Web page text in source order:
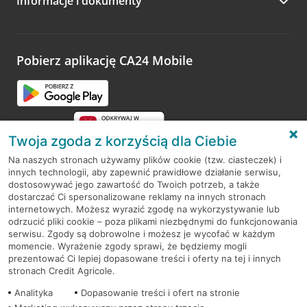
Zachęcamy do podzielenia się z nami opinią o wizycie.
opinie.
Pobierz aplikację CA24 Mobile
RODO
Regulamin serwisu
Mapa serwisu
PolitykaCookies
Twoja zgoda z korzyścią dla Ciebie
Na naszych stronach używamy plików cookie (tzw. ciasteczek) i
innych technologii, aby zapewnić prawidłowe działanie serwisu,
dostosowywać jego zawartość do Twoich potrzeb, a także
dostarczać Ci spersonalizowane reklamy na innych stronach
internetowych. Możesz wyrazić zgodę na wykorzystywanie lub
odrzucić pliki cookie – poza plikami niezbędnymi do funkcjonowania
serwisu. Zgody są dobrowolne i możesz je wycofać w każdym
momencie. Wyrażenie zgody sprawi, że będziemy mogli
prezentować Ci lepiej dopasowane treści i oferty na tej i innych
stronach Credit Agricole.
Analityka
Dopasowanie treści i ofert na stronie